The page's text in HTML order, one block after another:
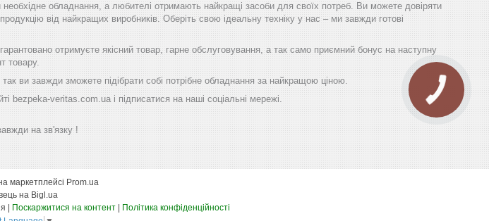
обладнання, а любителі отримають найкращі засоби для своїх потреб. Ви можете довіряти
від найкращих виробників. Оберіть свою ідеальну техніку у нас – ми завжди готові
отримуєте якісний товар, гарне обслуговування, а так само приємний бонус на наступну
товару.
ви завжди зможете підібрати собі потрібне обладнання за найкращою ціною.
bezpeka-veritas.com.ua і підписатися на наші соціальні мережі.
на зв'язку !
маркетплейсі Prom.ua
на Bigl.ua
Поскаржитися на контент
Політика конфіденційності